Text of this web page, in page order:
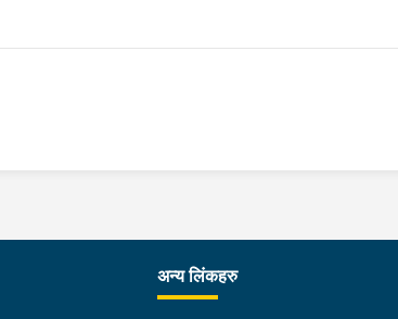
अन्य लिंकहरु